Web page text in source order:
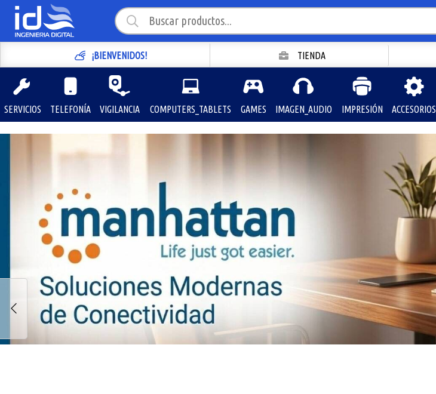
¡BIENVENIDOS! TIENDA
SERVICIOS TELEFONÍA VIGILANCIA COMPUTERS_TABLETS GAMES IMAGEN_AUDIO IMPRESIÓN ACCESORIOS